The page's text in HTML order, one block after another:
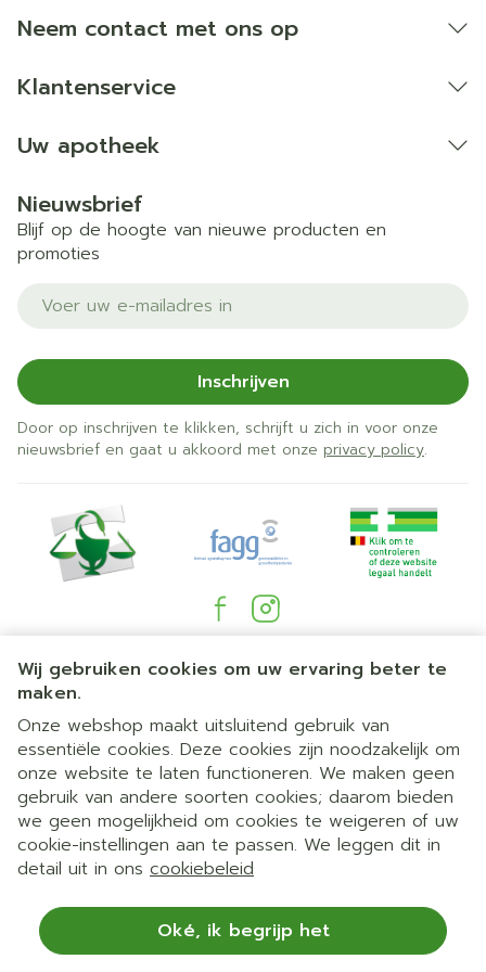
Wij gebruiken cookies om uw ervaring beter te
maken.
Onze webshop maakt uitsluitend gebruik van
essentiële cookies. Deze cookies zijn noodzakelijk om
onze website te laten functioneren. We maken geen
gebruik van andere soorten cookies; daarom bieden
we geen mogelijkheid om cookies te weigeren of uw
cookie-instellingen aan te passen. We leggen dit in
detail uit in ons cookiebeleid
Oké, ik begrijp het
Bij onvakkundig gebruik en eigenmachtig
aangebrachte veranderingen vervalt elke
aansprakelijkheid.
Neem contact met ons op
Klantenservice
Uw apotheek
Nieuwsbrief
Blijf op de hoogte van nieuwe producten en
promoties
E-mail adres
Inschrijven
Door op inschrijven te klikken, schrijft u zich in voor onze
nieuwsbrief en gaat u akkoord met onze privacy policy.
Juridische links